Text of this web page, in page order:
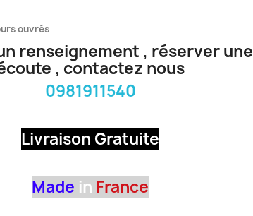
ouvrés
renseignement , réserver une
, contactez nous
0981911540
Livraison Gratuite
Made in France